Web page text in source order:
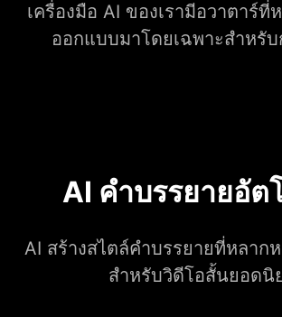
เครื่องมือ AI ของเรามีอวาตาร์ที่
ออกแบบมาโดยเฉพาะสำหรั
AI คำบรรยายอัต
AI สร้างสไตล์คำบรรยายที่หลาก
สำหรับวิดีโอสั้นยอดนิ